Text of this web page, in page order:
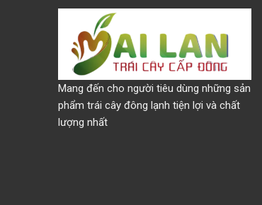
Mang đến cho người tiêu dùng những sản
phẩm trái cây đông lạnh tiện lợi và chất
lượng nhất